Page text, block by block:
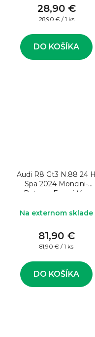
28,90 €
Jednotková
28,90 € / 1 ks
DO KOŠÍKA
Audi R8 Gt3 N.88 24 H
Spa 2024 Moncini-
Patrese-Ferrari-Van
Na externom sklade
81,90 €
Jednotková
81,90 € / 1 ks
DO KOŠÍKA